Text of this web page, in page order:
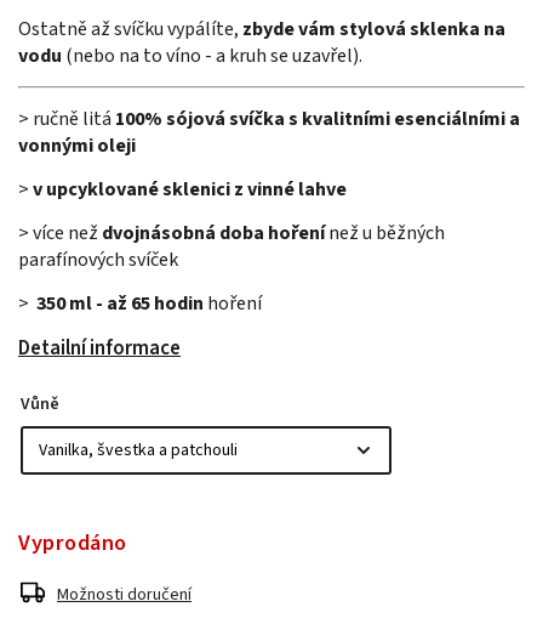
Ostatně až svíčku vypálíte, zbyde vám stylová sklenka na
vodu (nebo na to víno - a kruh se uzavřel).
> ručně litá 100% sójová svíčka s kvalitními esenciálními a
vonnými oleji
>v upcyklované sklenici z vinné lahve
> více než dvojnásobná doba hořenínež u běžných
parafínových svíček
> 350 ml - až 65 hodin hoření
Detailní informace
Vůně
Vyprodáno
Možnosti doručení